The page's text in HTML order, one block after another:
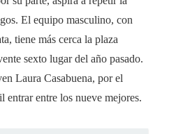
El equipo masculino, con
tiene más cerca la plaza
sexto lugar del año pasado.
Laura Casabuena, por el
entrar entre los nueve mejores.